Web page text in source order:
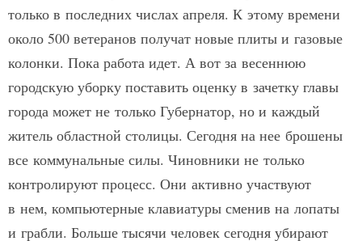
только в последних числах апреля. К этому времени
около 500 ветеранов получат новые плиты и газовые
колонки. Пока работа идет. А вот за весеннюю
городскую уборку поставить оценку в зачетку главы
города может не только Губернатор, но и каждый
житель областной столицы. Сегодня на нее брошены
все коммунальные силы. Чиновники не только
контролируют процесс. Они активно участвуют
в нем, компьютерные клавиатуры сменив на лопаты
и грабли. Больше тысячи человек сегодня убирают